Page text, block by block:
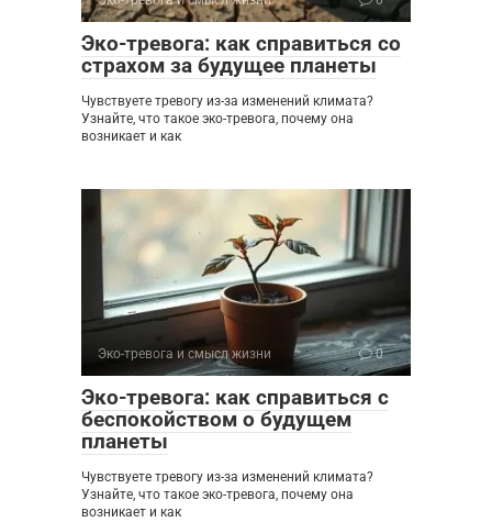
Эко-тревога: как справиться со
страхом за будущее планеты
Чувствуете тревогу из-за изменений климата?
Узнайте, что такое эко-тревога, почему она
возникает и как
Эко-тревога и смысл жизни 0
Эко-тревога: как справиться с
беспокойством о будущем
планеты
Чувствуете тревогу из-за изменений климата?
Узнайте, что такое эко-тревога, почему она
возникает и как